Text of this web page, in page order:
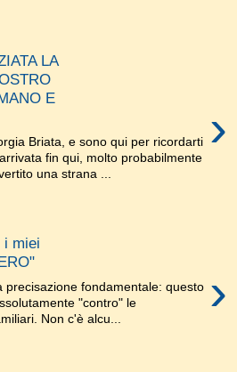
LA
E
›
Briata, e sono qui per ricordarti
fin qui, molto probabilmente
una strana ...
i miei
›
precisazione fondamentale: questo
"contro" le
Non c'è alcu...